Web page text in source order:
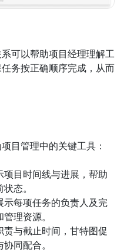
可以帮助项目经理理解工
务按正确顺序完成，从而
目管理中的关键工具：
项目时间线与进展，帮助
态。
示每项任务的负责人及完
理资源。
责与截止时间，甘特图促
同配合。